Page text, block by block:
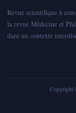
Revue scientifique à
la revue Médecine et
dans un contexte
Copyright